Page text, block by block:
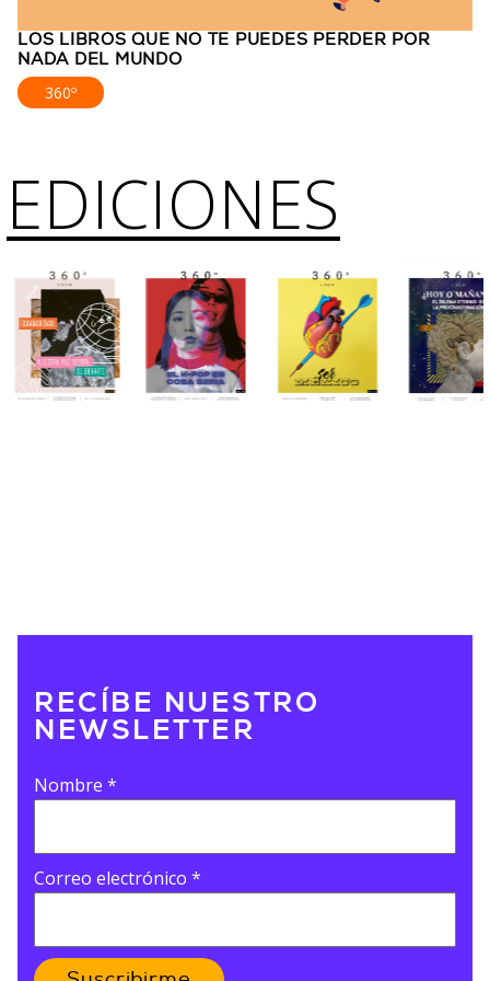
LOS LIBROS QUE NO TE PUEDES PERDER POR
NADA DEL MUNDO
360º
EDICIONES
RECÍBE NUESTRO
NEWSLETTER
Nombre *
Correo electrónico *